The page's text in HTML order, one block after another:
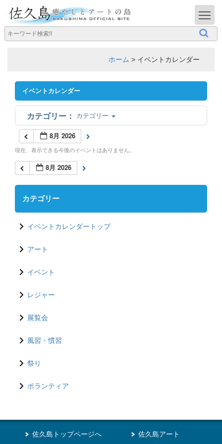
ホーム > イベントカレンダー
イベントカレンダー
カテゴリー
8月 2026
現在、表示できる今後のイベントはありません。
8月 2026
カテゴリー
イベントカレンダートップ
アート
イベント
レジャー
展覧会
風習・慣習
祭り
ボランティア
佐久島トップページへ 佐久島アート